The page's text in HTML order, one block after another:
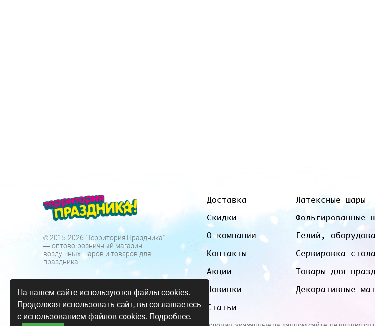
© 2015-2026 "Территория Праздника"
— оптово-розничный магазин
воздушных шаров и товаров для
праздника.
Доставка
Скидки
О компании
Контакты
Акции
Новинки
Статьи
Латексные шары
Фольгированные
Гелий,
Сервировка стола
Товары для
Декоративные
На нашем сайте используются файлы cookies.
Продолжая использовать сайт, вы соглашаетесь
с использованием файлов cookies. Подробнее.